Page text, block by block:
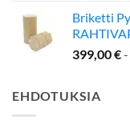
Briketti
399,00€-
EHDOTUKSIA